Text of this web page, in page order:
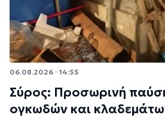
06.08.2026 · 14:55
Σύρος: Προσωρινή
ογκωδών και